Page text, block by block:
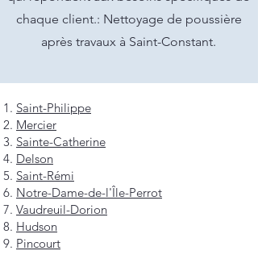
chaque client.: Nettoyage de poussière
après travaux à Saint-Constant.
Saint-Philippe
Mercier
Sainte-Catherine
Delson
Saint-Rémi
Notre-Dame-de-l'Île-Perrot
Vaudreuil-Dorion
Hudson
Pincourt